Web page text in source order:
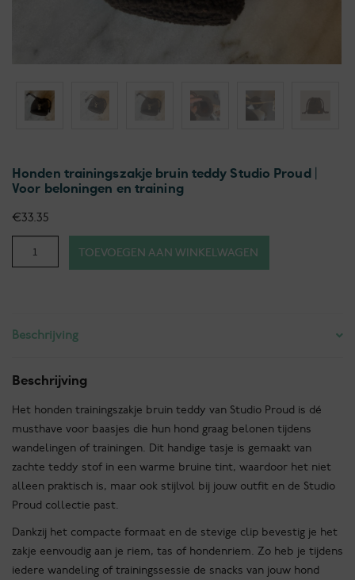
Honden trainingszakje bruin teddy Studio Proud |
Voor beloningen en training
€33.35
Proud
Voor
en
training
aantal
TOEVOEGEN AAN WINKELWAGEN
Beschrijving
Beschrijving
Het honden trainingszakje bruin teddy van Studio Proud is dé
musthave voor baasjes die hun hond graag belonen tijdens
wandelingen of trainingen. Dit handige tasje is gemaakt van
zachte teddy stof in een warme bruine tint, waardoor het niet
alleen praktisch is, maar ook stijlvol bij jouw outfit en de Studio
Proud collectie past.
Dankzij het compacte formaat en de stevige clip bevestig je het
zakje eenvoudig aan je riem, tas of hondenriem. Zo heb je tijdens
iedere wandeling of trainingssessie de snacks van jouw hond